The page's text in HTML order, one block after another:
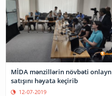
MİDA mənzillərin növbəti onlayn
satışını həyata keçirib
12-07-2019